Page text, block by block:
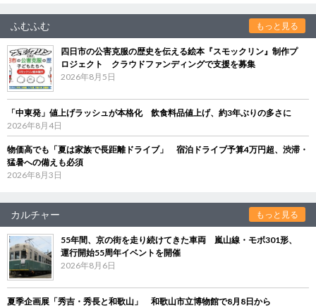
ふむふむ もっと見る
四日市の公害克服の歴史を伝える絵本『スモックリン』制作プ
ロジェクト クラウドファンディングで支援を募集
2026年8月5日
「中東発」値上げラッシュが本格化 飲食料品値上げ、約3年ぶりの多さに
2026年8月4日
物価高でも「夏は家族で長距離ドライブ」 宿泊ドライブ予算4万円超、渋滞・
猛暑への備えも必須
2026年8月3日
カルチャー もっと見る
55年間、京の街を走り続けてきた車両 嵐山線・モボ301形、
運行開始55周年イベントを開催
2026年8月6日
夏季企画展「秀吉・秀長と和歌山」 和歌山市立博物館で8月8日から